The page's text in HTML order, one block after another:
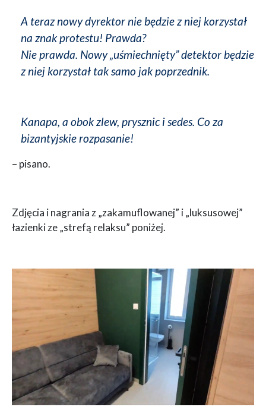
A teraz nowy dyrektor nie będzie z niej korzystał
na znak protestu! Prawda?
Nie prawda. Nowy „uśmiechnięty” detektor będzie
z niej korzystał tak samo jak poprzednik.
Kanapa, a obok zlew, prysznic i sedes. Co za
bizantyjskie rozpasanie!
– pisano.
Zdjęcia i nagrania z „zakamuflowanej” i „luksusowej”
łazienki ze „strefą relaksu” poniżej.